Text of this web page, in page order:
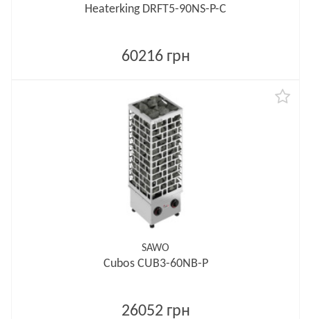
Heaterking DRFT5-90NS-P-C
60216 грн
SAWO
Cubos CUB3-60NB-P
26052 грн